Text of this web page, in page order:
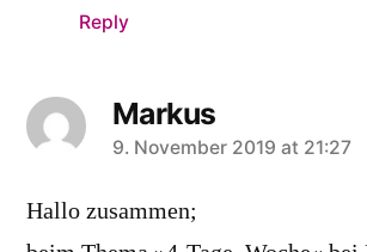
Reply
Markus
says:
9. November 2019 at 21:27
Hallo zusammen;